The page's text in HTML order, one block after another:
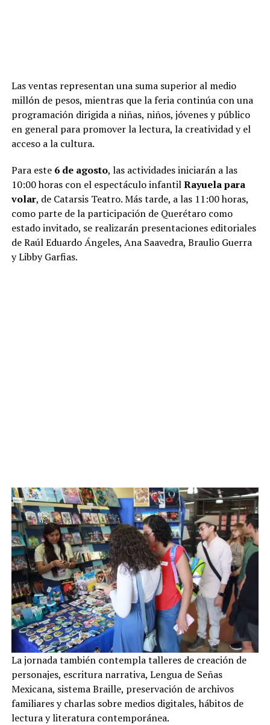
Las ventas representan una suma superior al medio
millón de pesos, mientras que la feria continúa con una
programación dirigida a niñas, niños, jóvenes y público
en general para promover la lectura, la creatividad y el
acceso a la cultura.
Para este 6 de agosto, las actividades iniciarán a las
10:00 horas con el espectáculo infantilRayuela para
volar, de Catarsis Teatro. Más tarde, a las 11:00 horas,
como parte de la participación de Querétaro como
estado invitado, se realizarán presentaciones editoriales
de Raúl Eduardo Ángeles, Ana Saavedra, Braulio Guerra
y Libby Garfias.
La jornada también contempla talleres de creación de
personajes, escritura narrativa, Lengua de Señas
Mexicana, sistema Braille, preservación de archivos
familiares y charlas sobre medios digitales, hábitos de
lectura y literatura contemporánea.